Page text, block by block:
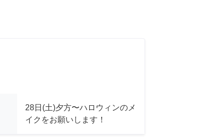
28日(土)夕方〜ハロウィンのメ
イクをお願いします！